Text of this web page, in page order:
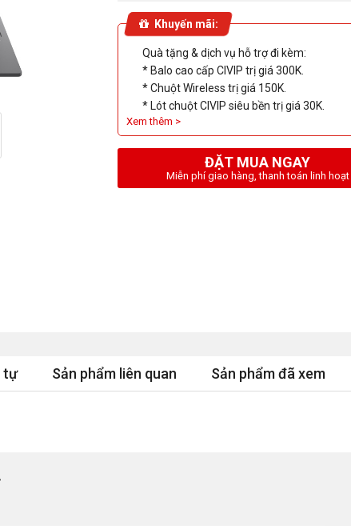
Cân nặng: 2.33kg
OS: Windows 11 Home SL
Khuyến mãi:
Quà tặng & dịch vụ hỗ trợ đi kèm:
* Balo cao cấp CIVIP trị giá 300K.
* Chuột Wireless trị giá 150K.
* Lót chuột CIVIP siêu bền trị giá 30K.
Xem thêm >
ĐẶT MUA NGAY
Miễn phí giao hàng, thanh toán linh hoạt
tự Sản phẩm liên quan Sản phẩm đã xem